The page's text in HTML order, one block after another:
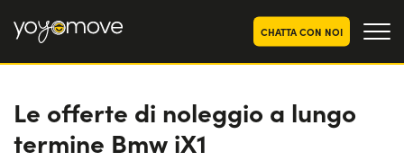
CHATTA CON NOI
OFFERTE NOLEGGIO
LUNGO TERMINE
Privati
OFFERTE NOLEGGIO
Le offerte di noleggio a lungo
termine Bmw iX1